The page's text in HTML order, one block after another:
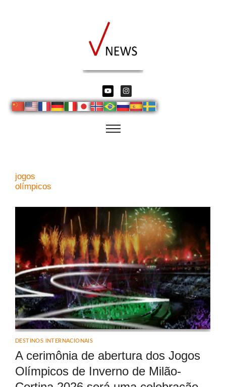
jogos
olímpicos
DESTINOS INTERNACIONAIS
A cerimônia de abertura dos Jogos
Olímpicos de Inverno de Milão-